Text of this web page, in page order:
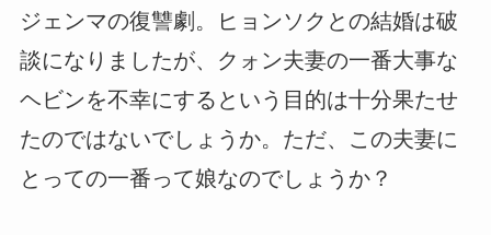
ジェンマの復讐劇。ヒョンソクとの結婚は破
談になりましたが、クォン夫妻の一番大事な
ヘビンを不幸にするという目的は十分果たせ
たのではないでしょうか。ただ、この夫妻に
とっての一番って娘なのでしょうか？